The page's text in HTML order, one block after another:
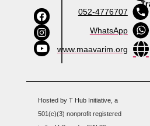
052-4776707
WhatsApp
www.maavarim.org
Hosted by T Hub Initiative, a
501(c)(3) nonprofit registered